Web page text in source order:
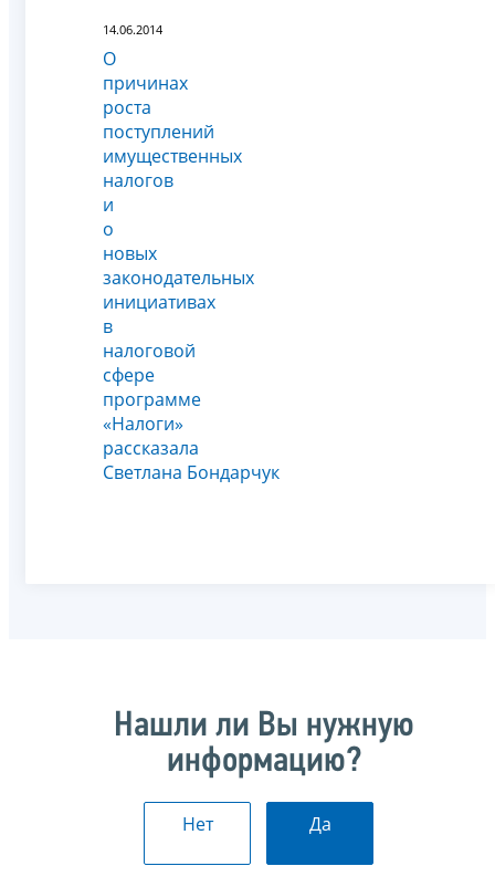
14.06.2014
О
причинах
роста
поступлений
имущественных
налогов
и
о
новых
законодательных
инициативах
в
налоговой
сфере
программе
«Налоги»
рассказала
Светлана Бондарчук
Нашли ли Вы нужную
информацию?
Нет Да